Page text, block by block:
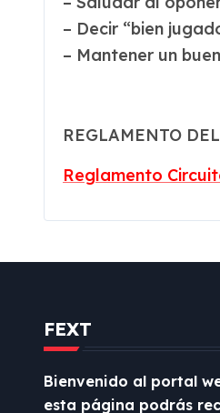
– Decir “bien
– Mantener un
REGLAMENTO
Reglamento
FEXT
Bienvenido al portal
esta página podrás